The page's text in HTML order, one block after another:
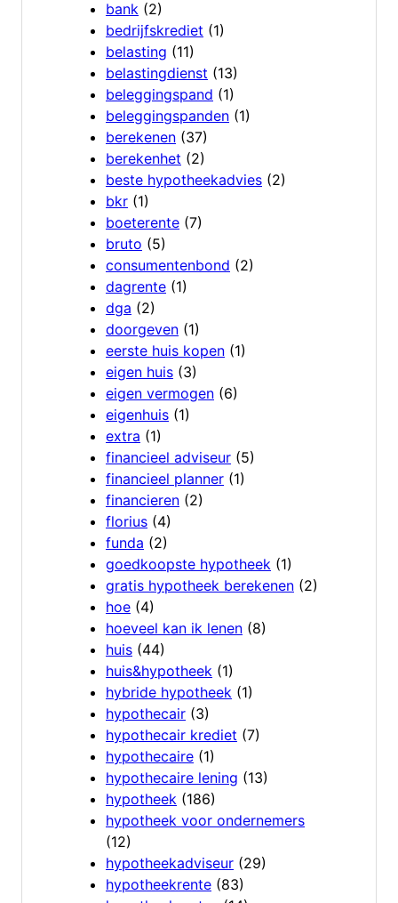
bank (2)
bedrijfskrediet (1)
belasting (11)
belastingdienst (13)
beleggingspand (1)
beleggingspanden (1)
berekenen (37)
berekenhet (2)
beste hypotheekadvies (2)
bkr (1)
boeterente (7)
bruto (5)
consumentenbond (2)
dagrente (1)
dga (2)
doorgeven (1)
eerste huis kopen (1)
eigen huis (3)
eigen vermogen (6)
eigenhuis (1)
extra (1)
financieel adviseur (5)
financieel planner (1)
financieren (2)
florius (4)
funda (2)
goedkoopste hypotheek (1)
gratis hypotheek berekenen (2)
hoe (4)
hoeveel kan ik lenen (8)
huis (44)
huis&hypotheek (1)
hybride hypotheek (1)
hypothecair (3)
hypothecair krediet (7)
hypothecaire (1)
hypothecaire lening (13)
hypotheek (186)
hypotheek voor ondernemers
(12)
hypotheekadviseur (29)
hypotheekrente (83)